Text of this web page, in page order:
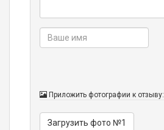
Приложить фотографии к отзыву:
Загрузить фото №1